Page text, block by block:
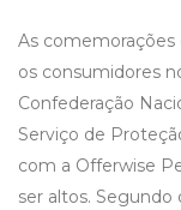
As
os consumidores
Confederação
Serviço de
com a Offerwise
ser altos.